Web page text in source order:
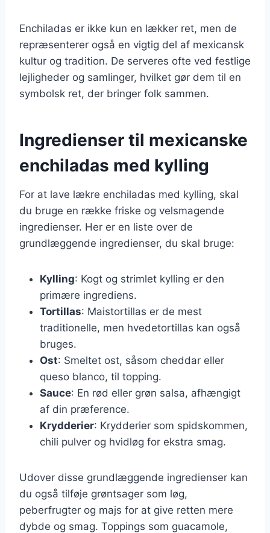
Enchiladas er ikke kun en lækker ret, men de
repræsenterer også en vigtig del af mexicansk
kultur og tradition. De serveres ofte ved festlige
lejligheder og samlinger, hvilket gør dem til en
symbolsk ret, der bringer folk sammen.
Ingredienser til mexicanske
enchiladas med kylling
For at lave lækre enchiladas med kylling, skal
du bruge en række friske og velsmagende
ingredienser. Her er en liste over de
grundlæggende ingredienser, du skal bruge:
Kylling: Kogt og strimlet kylling er den
primære ingrediens.
Tortillas: Maistortillas er de mest
traditionelle, men hvedetortillas kan også
bruges.
Ost: Smeltet ost, såsom cheddar eller
queso blanco, til topping.
Sauce: En rød eller grøn salsa, afhængigt
af din præference.
Krydderier: Krydderier som spidskommen,
chili pulver og hvidløg for ekstra smag.
Udover disse grundlæggende ingredienser kan
du også tilføje grøntsager som løg,
peberfrugter og majs for at give retten mere
dybde og smag. Toppings som guacamole,